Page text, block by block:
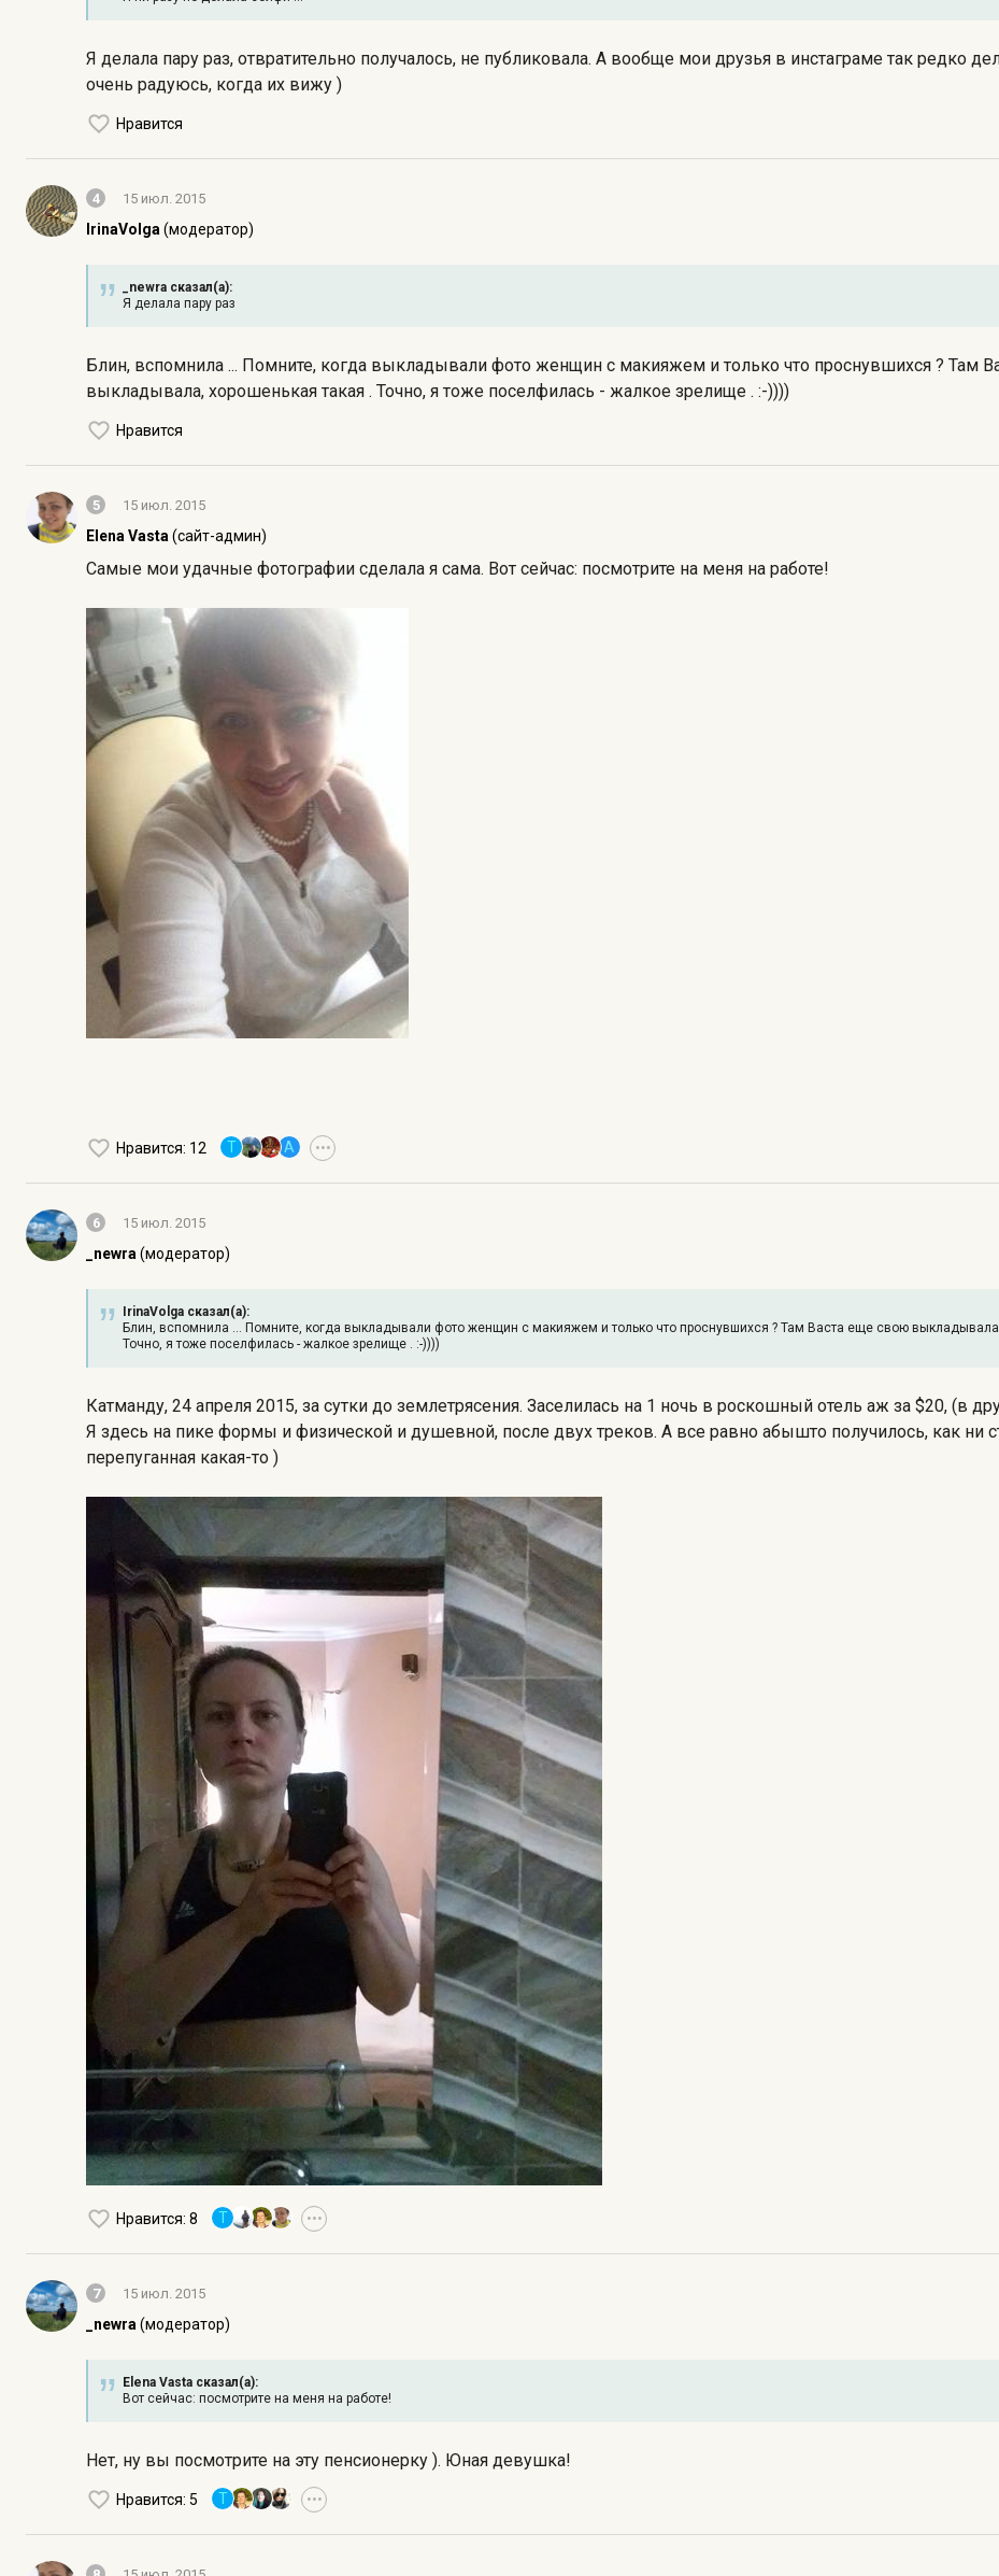
Я делала пару раз, отвратительно получалось, не публиковала. А вообще мои друзья в инстаграме так редко
очень радуюсь, когда их вижу )
Нравится
4 15 июл. 2015
IrinaVolga (модератор)
_newra сказал(а):
Я делала пару раз
Блин, вспомнила ... Помните, когда выкладывали фото женщин с макияжем и только что проснувшихся ? Там
выкладывала, хорошенькая такая . Точно, я тоже поселфилась - жалкое зрелище . :-))))
Нравится
5 15 июл. 2015
Elena Vasta (сайт-админ)
Самые мои удачные фотографии сделала я сама. Вот сейчас: посмотрите на меня на работе!
Нравится: 12 T A •••
6 15 июл. 2015
_newra (модератор)
IrinaVolga сказал(а):
Блин, вспомнила ... Помните, когда выкладывали фото женщин с макияжем и только что проснувшихся ? Там Васта еще свою
Точно, я тоже поселфилась - жалкое зрелище . :-))))
Катманду, 24 апреля 2015, за сутки до землетрясения. Заселилась на 1 ночь в роскошный отель аж за $20, (в
Я здесь на пике формы и физической и душевной, после двух треков. А все равно абышто получилось, как ни
перепуганная какая-то )
Нравится: 8 T •••
7 15 июл. 2015
_newra (модератор)
Elena Vasta сказал(а):
Вот сейчас: посмотрите на меня на работе!
Нет, ну вы посмотрите на эту пенсионерку ). Юная девушка!
Нравится: 5 T •••